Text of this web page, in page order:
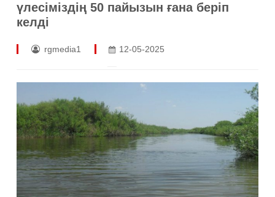
үлесіміздің 50 пайызын ғана беріп
келді
rgmedia1 12-05-2025